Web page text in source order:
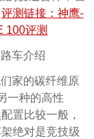
评测链接：神鹰-
100评测
家的碳纤维原
一种的高性
置比较一般，
绝对是竞技级